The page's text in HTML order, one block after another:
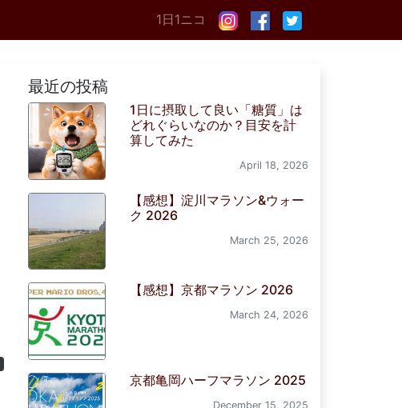
1日1ニコ
最近の投稿
1日に摂取して良い「糖質」は
どれぐらいなのか？目安を計
算してみた
April 18, 2026
【感想】淀川マラソン&ウォー
ク 2026
March 25, 2026
【感想】京都マラソン 2026
March 24, 2026
京都亀岡ハーフマラソン 2025
December 15, 2025